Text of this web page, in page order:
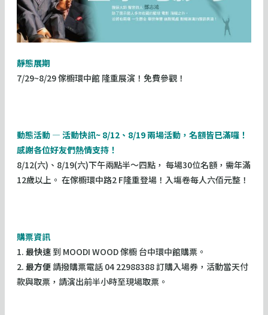
靜態展期
7/29~8/29 傢櫥環中館 隆重展演！免費參觀！
動態活動 — 活動快訊~ 8/12、8/19 兩場活動，名額皆已滿囉！
感謝各位好友們熱情支持！
8/12(六)、8/19(六)下午兩點半～四點， 每場30位名額，需年滿
12歲以上。 在傢櫥環中路2 F隆重登場！入塲卷每人六佰元整！
購票資訊
1. 最快速到 MOODI WOOD 傢櫥 台中環中館購票。
2. 最方便請撥購票電話 04 22988388 訂購入場券，活動當天付
款與取票，請演出前半小時至現場取票。